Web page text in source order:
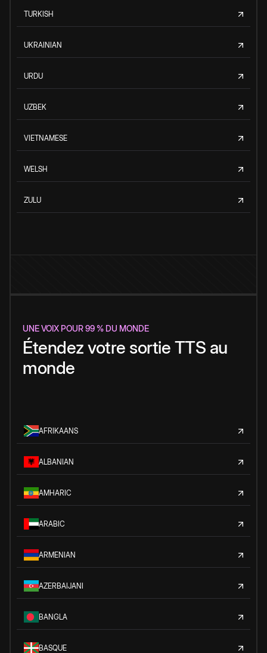
TURKISH
UKRAINIAN
URDU
UZBEK
VIETNAMESE
WELSH
ZULU
UNE VOIX POUR 99 % DU MONDE
Étendez votre sortie TTS au
monde
AFRIKAANS
ALBANIAN
AMHARIC
ARABIC
ARMENIAN
AZERBAIJANI
BANGLA
BASQUE